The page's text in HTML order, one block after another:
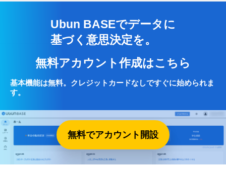
Ubun BASEでデータに
基づく意思決定を。
無料アカウント作成はこちら
基本機能は無料。クレジットカードなしですぐに始められま
す。
無料でアカウント開設